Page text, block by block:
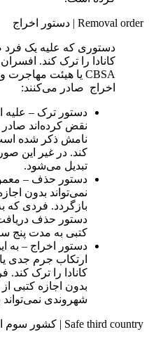
Removal order
| دستور اخراج
دستوری که علیه یک فرد
کانادا را ترک کند.
اخراج صادر می‌کنند:
دستور ترک – علیه
نقض کرده‌اند
کند. در غیر این
تبدیل می‌شود.
دستور حذف –
نمی‌تواند بدون
بازگردد. فردی که
دستور حذف
کتبی به مدت پنج
دستور اخراج – به
ارتکاب جرم جدی
کانادا را ترک کند.
بدون اجازه کتبی
شهروندی نمی‌تواند
Safe third country
| کشور سوم